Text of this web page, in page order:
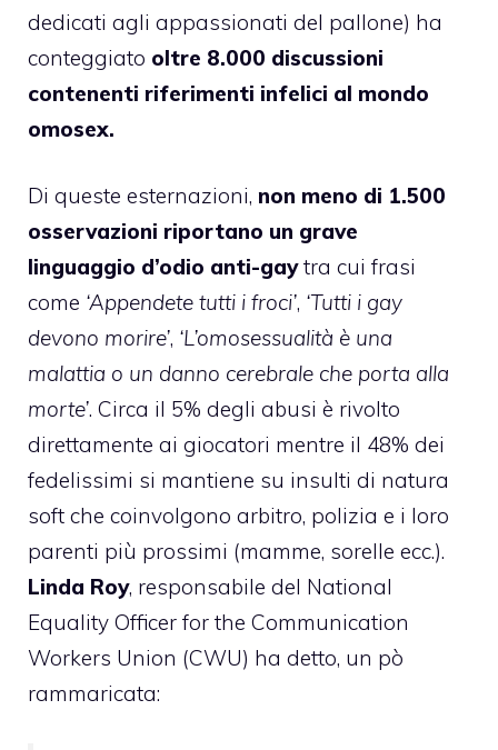
dedicati agli appassionati del pallone) ha
conteggiato oltre 8.000 discussioni
contenenti riferimenti infelici al mondo
omosex.
Di queste esternazioni, non meno di 1.500
osservazioni riportano un grave
linguaggio d’odio anti-gaytra cui frasi
come ‘Appendete tutti i froci’, ‘Tutti i gay
devono morire’, ‘L’omosessualità è una
malattia o un danno cerebrale che porta alla
morte’. Circa il 5% degli abusi è rivolto
direttamente ai giocatori mentre il 48% dei
fedelissimi si mantiene su insulti di natura
soft che coinvolgono arbitro, polizia e i loro
parenti più prossimi (mamme, sorelle ecc.).
Linda Roy, responsabile del National
Equality Officer for the Communication
Workers Union (CWU) ha detto, un pò
rammaricata: